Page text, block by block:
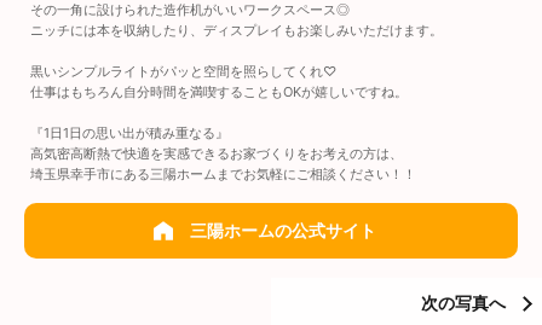
その一角に設けられた造作机がいいワークスペース◎
ニッチには本を収納したり、ディスプレイもお楽しみいただけます。
黒いシンプルライトがパッと空間を照らしてくれ♡
仕事はもちろん自分時間を満喫することもOKが嬉しいですね。
『1日1日の思い出が積み重なる』
高気密高断熱で快適を実感できるお家づくりをお考えの方は、
埼玉県幸手市にある三陽ホームまでお気軽にご相談ください！！
三陽ホームの公式サイト
次の写真へ